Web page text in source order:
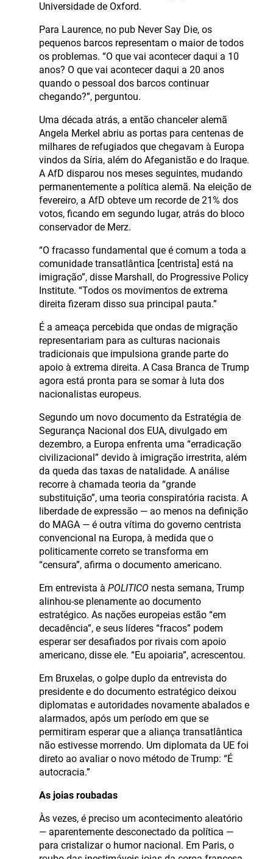
Universidade de Oxford.
Para Laurence, no pub Never Say Die, os
pequenos barcos representam o maior de todos
os problemas. “O que vai acontecer daqui a 10
anos? O que vai acontecer daqui a 20 anos
quando o pessoal dos barcos continuar
chegando?”, perguntou.
Uma década atrás, a então chanceler alemã
Angela Merkel abriu as portas para centenas de
milhares de refugiados que chegavam à Europa
vindos da Síria, além do Afeganistão e do Iraque.
A AfD disparou nos meses seguintes, mudando
permanentemente a política alemã. Na eleição de
fevereiro, a AfD obteve um recorde de 21% dos
votos, ficando em segundo lugar, atrás do bloco
conservador de Merz.
“O fracasso fundamental que é comum a toda a
comunidade transatlântica [centrista] está na
imigração”, disse Marshall, do Progressive Policy
Institute. “Todos os movimentos de extrema
direita fizeram disso sua principal pauta.”
É a ameaça percebida que ondas de migração
representariam para as culturas nacionais
tradicionais que impulsiona grande parte do
apoio à extrema direita. A Casa Branca de Trump
agora está pronta para se somar à luta dos
nacionalistas europeus.
Segundo um novo documento da Estratégia de
Segurança Nacional dos EUA, divulgado em
dezembro, a Europa enfrenta uma “erradicação
civilizacional” devido à imigração irrestrita, além
da queda das taxas de natalidade. A análise
recorre à chamada teoria da “grande
substituição”, uma teoria conspiratória racista. A
liberdade de expressão — ao menos na definição
do MAGA — é outra vítima do governo centrista
convencional na Europa, à medida que o
politicamente correto se transforma em
“censura”, afirma o documento americano.
Em entrevista à POLITICO nesta semana, Trump
alinhou-se plenamente ao documento
estratégico. As nações europeias estão “em
decadência”, e seus líderes “fracos” podem
esperar ser desafiados por rivais com apoio
americano, disse ele. “Eu apoiaria”, acrescentou.
Em Bruxelas, o golpe duplo da entrevista do
presidente e do documento estratégico deixou
diplomatas e autoridades novamente abalados e
alarmados, após um período em que se
permitiram esperar que a aliança transatlântica
não estivesse morrendo. Um diplomata da UE foi
direto ao avaliar o novo método de Trump: “É
autocracia.”
As joias roubadas
Às vezes, é preciso um acontecimento aleatório
— aparentemente desconectado da política —
para cristalizar o humor nacional. Em Paris, o